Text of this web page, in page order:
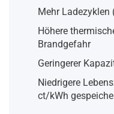
Mehr Ladezyklen
Höhere
Brandgefahr
Geringerer
Niedrigere
ct/kWh